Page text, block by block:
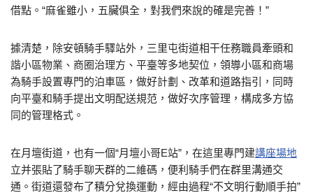
借點。“麻雀雖小，五臟俱全，對我們來說的確是完善！”
據清楚，除安頓騎手驛站外，三里屯街道相干任務職員牽頭和
諧小區物業、商圈治理方、平臺等多地契位，領導小區和商場
為騎手設置專門的泊車區，做好計劃、改革和道路指引，同時
向平臺和騎手提出文明配送規范，做好次序管理，構成多方協
同的管理格式。
在月壇街道，也有一個“月壇小哥E站”，在這里專門建講座場地
立并張貼了騎手聊天群的二維碼，便利騎手們在群里溝通交
通。街道還發布了積分兌換運動，經由過程“不文明行動順手拍”